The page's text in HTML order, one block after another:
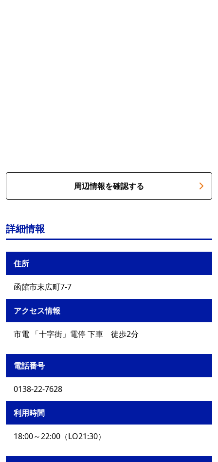
周辺情報を確認する
詳細情報
住所
函館市末広町7-7
アクセス情報
市電 「十字街」電停 下車 徒歩2分
電話番号
0138-22-7628
利用時間
18:00～22:00（LO21:30）